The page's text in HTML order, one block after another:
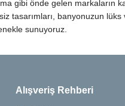
gibi önde gelen
banyonuzun
sunuyoruz.
Alışveriş Rehberi